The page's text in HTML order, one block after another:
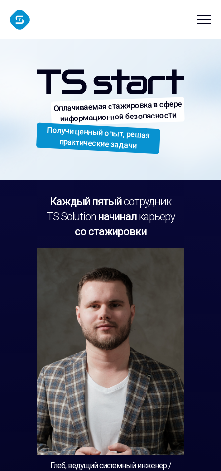
Оплачиваемая стажировка в сфере
информационной безопасности
Получи ценный опыт, решая
практические задачи
Глеб, ведущий системный инженер /
Каждый пятыйсотрудник
TS Solution начинал карьеру
со стажировки